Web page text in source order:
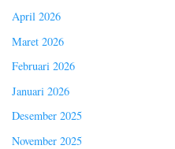
April 2026
Maret 2026
Februari 2026
Januari 2026
Desember 2025
November 2025